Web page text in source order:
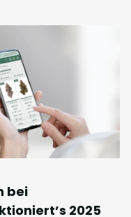
bei
2025